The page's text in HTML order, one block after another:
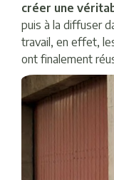
créer une
puis à la diffuser
travail, en effet,
ont finalement